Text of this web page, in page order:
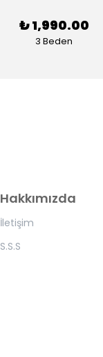
₺ 1,990.00
3 Beden
Hakkımızda
İletişim
S.S.S